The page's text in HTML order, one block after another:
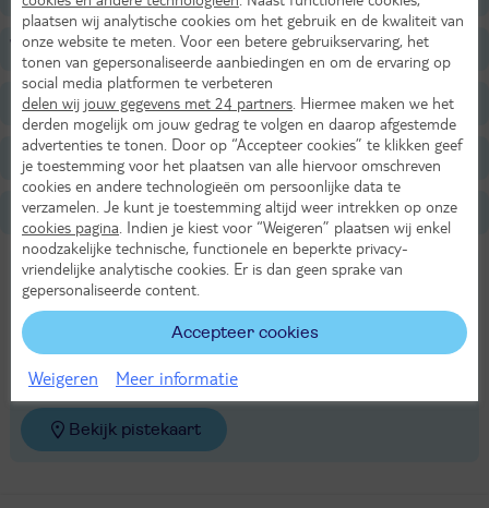
Verzorging
Belangrijke informatie
Inbegrepen
Niet Inbegrepen (ter plaatse betalen)
Wintersport Ski Arlberg
Totale skipiste
138 km
zwarte piste
42 km
10
7
Bekijk pistekaart
plaatsen wij analytische cookies om het gebruik en de kwaliteit van
onze website te meten. Voor een betere gebruikservaring, het
tonen van gepersonaliseerde aanbiedingen en om de ervaring op
social media platformen te verbeteren
delen wij jouw gegevens met 24 partners . Hiermee maken we het
derden mogelijk om jouw gedrag te volgen en daarop afgestemde
advertenties te tonen. Door op “Accepteer cookies” te klikken geef
je toestemming voor het plaatsen van alle hiervoor omschreven
cookies en andere technologieën om persoonlijke data te
verzamelen. Je kunt je toestemming altijd weer intrekken op onze
cookies pagina . Indien je kiest voor “Weigeren” plaatsen wij enkel
noodzakelijke technische, functionele en beperkte privacy-
vriendelijke analytische cookies. Er is dan geen sprake van
gepersonaliseerde content.
Accepteer cookies
Weigeren Meer informatie